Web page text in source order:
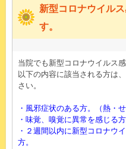
新型コロナウイル
す。
当院でも新型コロナウイルス
以下の内容に該当される方は
さい。
・風邪症状のある方。（熱・
・味覚、嗅覚に異常を感じる方
・２週間以内に新型コロナウ
方。